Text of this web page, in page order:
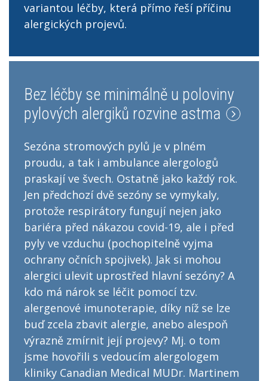
variantou léčby, která přímo řeší příčinu
alergických projevů.
Bez léčby se minimálně u poloviny
pylových alergiků rozvine astma
Sezóna stromových pylů je v plném
proudu, a tak i ambulance alergologů
praskají ve švech. Ostatně jako každý rok.
Jen předchozí dvě sezóny se vymykaly,
protože respirátory fungují nejen jako
bariéra před nákazou covid-19, ale i před
pyly ve vzduchu (pochopitelně vyjma
ochrany očních spojivek). Jak si mohou
alergici ulevit uprostřed hlavní sezóny? A
kdo má nárok se léčit pomocí tzv.
alergenové imunoterapie, díky níž se lze
buď zcela zbavit alergie, anebo alespoň
výrazně zmírnit její projevy? Mj. o tom
jsme hovořili s vedoucím alergologem
kliniky Canadian Medical MUDr. Martinem